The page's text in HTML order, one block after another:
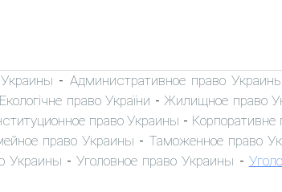
- Административное право Украины
Екологічне право України - Жилищное право
право Украины - Корпоративне
право Украины - Таможенное право
Украины -Уголовное право Украины -